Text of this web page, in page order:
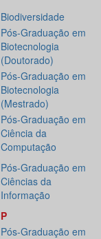
Biodiversidade
Pós-Graduação em
Biotecnologia
(Doutorado)
Pós-Graduação em
Biotecnologia
(Mestrado)
Pós-Graduação em
Ciência da
Computação
Pós-Graduação em
Ciências da
Informação
P
Pós-Graduação em